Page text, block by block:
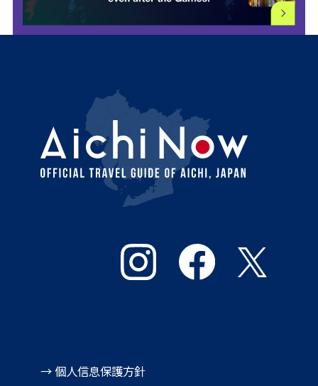
→ 個人信息保護方針